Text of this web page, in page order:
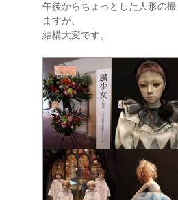
午後からちょっとした人形の
ますが、
結構大変です。